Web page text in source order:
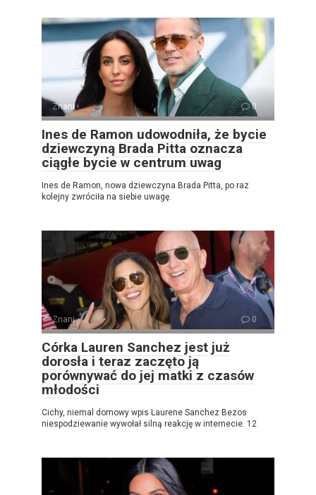
Znani 0
Ines de Ramon udowodniła, że ​​bycie
dziewczyną Brada Pitta oznacza
ciągłe bycie w centrum uwag
Ines de Ramon, nowa dziewczyna Brada Pitta, po raz
kolejny zwróciła na siebie uwagę.
Znani 0
Córka Lauren Sanchez jest już
dorosła i teraz zaczęto ją
porównywać do jej matki z czasów
młodości
Cichy, niemal domowy wpis Laurene Sanchez Bezos
niespodziewanie wywołał silną reakcję w internecie. 12